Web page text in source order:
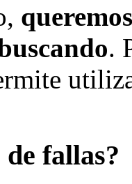
.
fallas?